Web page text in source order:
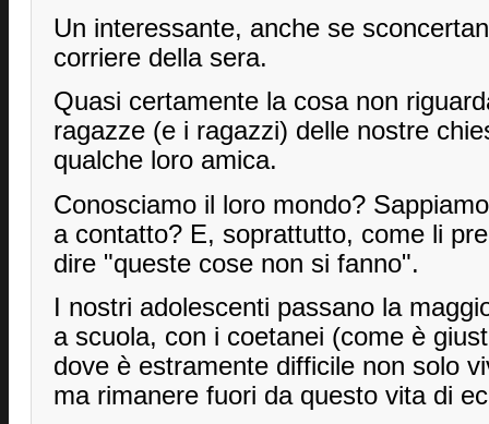
Un interessante, anche se
corriere della sera.
Quasi certamente la cosa non
ragazze (e i ragazzi) delle nostre
qualche loro amica.
Conosciamo il loro mondo?
a contatto? E, soprattutto, come li
dire "queste cose non si fanno".
I nostri adolescenti passano la
a scuola, con i coetanei (come è
dove è estramente difficile non solo
ma rimanere fuori da questo vita di